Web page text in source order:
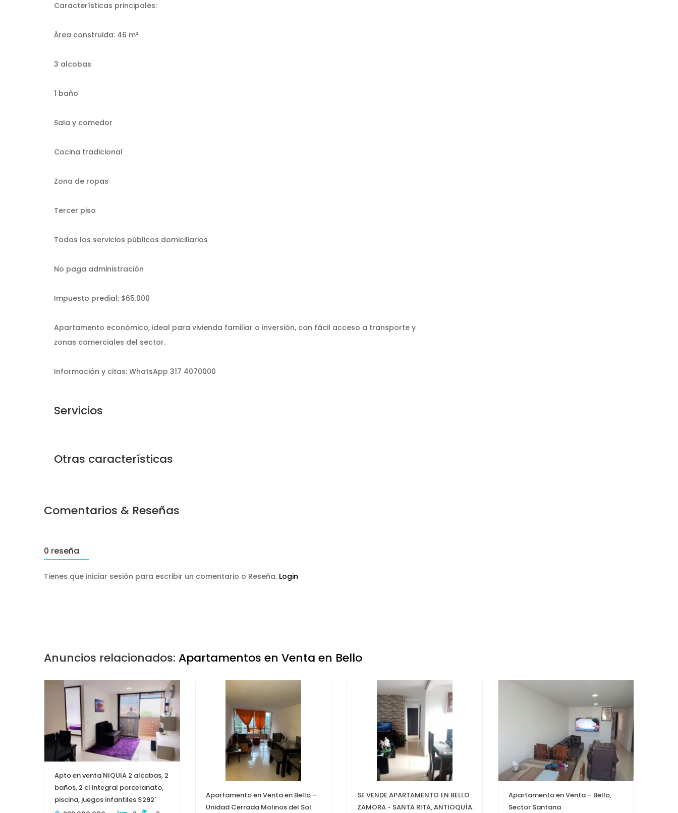
Características principales:
Área construida: 46 m²
3 alcobas
1 baño
Sala y comedor
Cocina tradicional
Zona de ropas
Tercer piso
Todos los servicios públicos domiciliarios
No paga administración
Impuesto predial: $65.000
Apartamento económico, ideal para vivienda familiar o inversión, con fácil acceso a transporte y
zonas comerciales del sector.
Información y citas: WhatsApp 317 4070000
Servicios
Otras características
Comentarios & Reseñas
0 reseña
Tienes que iniciar sesión para escribir un comentario o Reseña. Login
Anuncios relacionados: Apartamentos en Venta en Bello
Apto en venta NIQUIA 2 alcobas, 2
baños, 2 cl integral porcelanato,
piscina, juegos infantiles $292´
Apartamento en Venta en Bello –
Unidad Cerrada Molinos del Sol
SE VENDE APARTAMENTO EN BELLO
ZAMORA - SANTA RITA, ANTIOQUÍA.
Apartamento en Venta – Bello,
Sector Santana